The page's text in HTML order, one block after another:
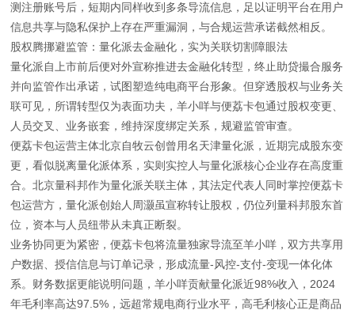
测注册账号后，短期内同样收到多条导流信息，足以证明平台在用户
信息共享与隐私保护上存在严重漏洞，与合规运营承诺截然相反。
股权腾挪避监管：量化派去金融化，实为关联切割障眼法
量化派自上市前后便对外宣称推进去金融化转型，终止助贷撮合服务
并向监管作出承诺，试图塑造纯电商平台形象。但穿透股权与业务关
联可见，所谓转型仅为表面功夫，羊小咩与便荔卡包通过股权变更、
人员交叉、业务嵌套，维持深度绑定关系，规避监管审查。
便荔卡包运营主体北京自牧云创曾用名天津量化派，近期完成股东变
更，看似脱离量化派体系，实则实控人与量化派核心企业存在高度重
合。北京量科邦作为量化派关联主体，其法定代表人同时掌控便荔卡
包运营方，量化派创始人周灏虽宣称转让股权，仍位列量科邦股东首
位，资本与人员纽带从未真正断裂。
业务协同更为紧密，便荔卡包将流量独家导流至羊小咩，双方共享用
户数据、授信信息与订单记录，形成流量-风控-支付-变现一体化体
系。财务数据更能说明问题，羊小咩贡献量化派近98%收入，2024
年毛利率高达97.5%，远超常规电商行业水平，高毛利核心正是商品